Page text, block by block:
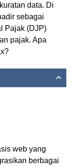
data. Di
sebagai
Pajak (DJP)
pajak. Apa
web yang
berbagai